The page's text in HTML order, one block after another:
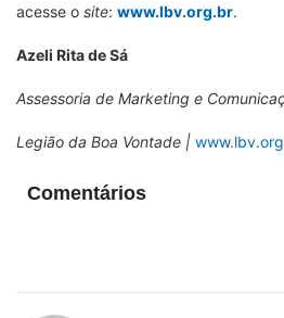
acesse o site: www.lbv.org.br.
Azeli Rita de Sá
Assessoria de Marketing e
Legião da Boa Vontade | www.lbv.org
Comentários